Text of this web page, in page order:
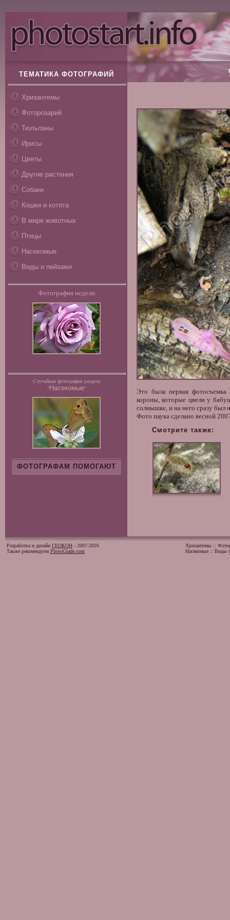
ТЕМАТИКА ФОТОГРАФИЙ
Хризантемы
Фоторозарий
Тюльпаны
Ирисы
Цветы
Другие растения
Собаки
Кошки и котята
В мире животных
Птицы
Насекомые
Виды и пейзажи
Фотография недели
Случайная фотография раздела
"Насекомые"
ФОТОГРАФАМ ПОМОГАЮТ
Это была первая
короны, которые цвели у
солнышке, и на него сразу был
Фото паука сделано весной
Смотрите также:
Разработка и дизайн ГЕОКОН - 2007-2026
Также рекомендуем PhotoGlade.com
Хризантемы ::
Насекомые :: Виды